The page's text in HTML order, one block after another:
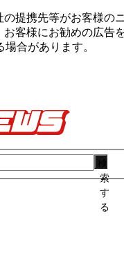
の提携先等がお客様の
お客様にお勧めの広告
場合があります。
索
す
る